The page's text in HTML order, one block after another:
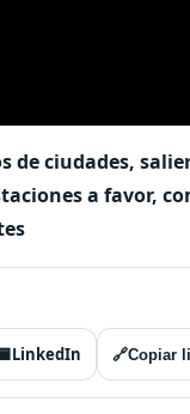
de ciudades,
a favor,
LinkedIn 🔗Copiar